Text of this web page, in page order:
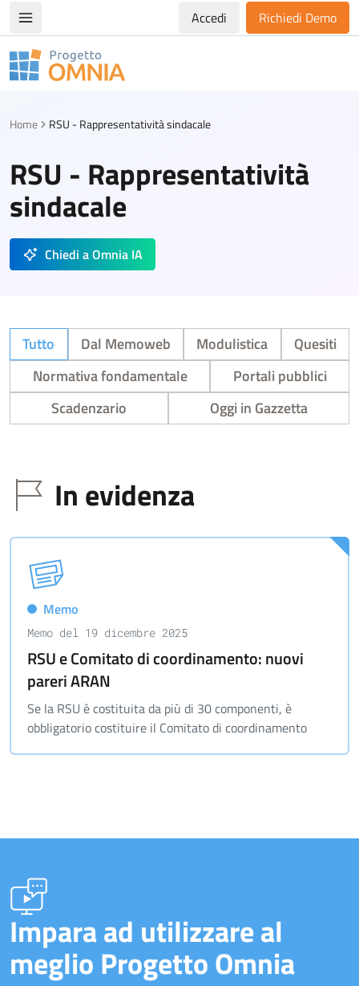
Apri/chiudi menù di navigazioneAccedi Richiedi Demo
Progetto Omnia
Home RSU - Rappresentatività sindacale
RSU - Rappresentatività
sindacale
Chiedi a Omnia IA
Tutto Dal Memoweb Modulistica
Quesiti
Normativa fondamentale
Portali pubblici
Scadenzario
Oggi in Gazzetta
In evidenza
Memo
Memo del 19 dicembre 2025
RSU e Comitato di coordinamento: nuovi
pareri ARAN
Se la RSU è costituita da più di 30 componenti, è
obbligatorio costituire il Comitato di coordinamento
Impara ad utilizzare al
meglio Progetto Omnia